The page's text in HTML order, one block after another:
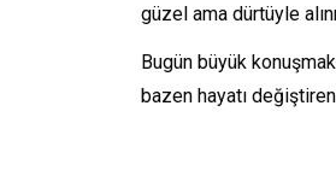
güzel ama dürtüyle
Bugün büyük
bazen hayatı